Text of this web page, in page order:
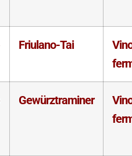
Friulano-Tai
Gewürztraminer